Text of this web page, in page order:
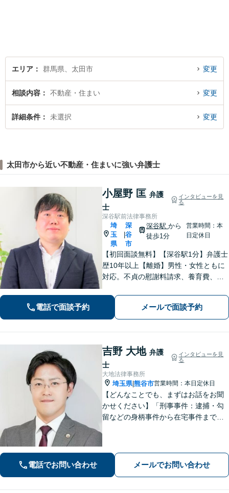
エリア 群馬県、太田市 変更
相談内容 不動産・住まい 変更
詳細条件 未選択 変更
太田市から近い不動産・住まいに強い弁護士
小屋野 匡 弁護
士
インタビューを見
る
深谷駅前法律事務所
埼
玉
県
深
谷
市
深谷駅から
徒歩1分
営業時間：本
日定休日
【初回面談無料】【深谷駅1分】弁護士
歴10年以上【離婚】男性・女性ともに
対応。不貞の慰謝料請求、養育費、協
棄、遺留分、遺言書の作成など。出張
相談可。少しでも不安に感じました
ら、お早めにお電話ください。
電話で面談予約 メールで面談予約
吉野 大地 弁護
士
インタビューを見
る
大地法律事務所
埼玉県|熊谷市営業時間：本日定休日
【どんなことでも、まずはお話をお聞
かせください】「刑事事件：逮捕・勾
留などの身柄事件から在宅事件まで、
電話でお問い合わせ メールでお問い合わせ